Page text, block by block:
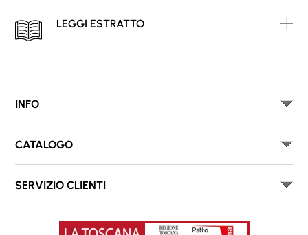
LEGGI ESTRATTO
INFO
CATALOGO
SERVIZIO CLIENTI